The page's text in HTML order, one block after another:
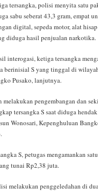
tersangka, polisi menyita satu
sabu seberat 43,3 gram, empat
digital, sepeda motor, alat
diduga hasil penjualan narkotika.
interogasi, ketiga tersangka
berinisial S yang tinggal di
Pusako, lanjutnya.
melakukan pengembangan dan
tersangka S saat diduga
Wonosari, Kepenghuluan
S, petugas mengamankan
tunai Rp2,38 juta.
melakukan penggeledahan di